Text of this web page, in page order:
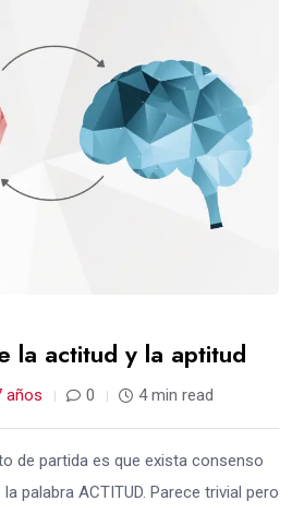
la actitud y la aptitud
años 0 4 min read
de partida es que exista consenso
palabra ACTITUD. Parece trivial pero